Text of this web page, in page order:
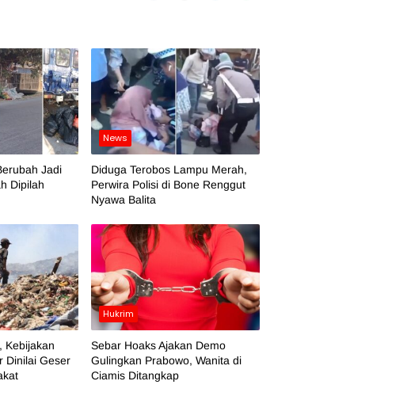
Jadi
Dipilah
News
Diduga Terobos Lampu Merah,
Perwira Polisi di Bone Renggut
Nyawa Balita
Kebijakan
Dinilai Geser
Hukrim
Sebar Hoaks Ajakan Demo
Gulingkan Prabowo, Wanita di
Ciamis Ditangkap